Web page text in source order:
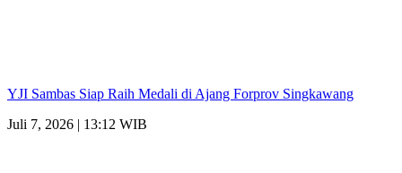
YJI Sambas Siap Raih Medali di Ajang Forprov Singkawang
Juli 7, 2026 | 13:12 WIB